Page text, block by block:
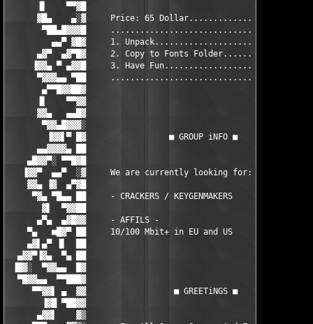
▐▌    ▀▀▓█
▓█▄    ▄░▓     Price: 65 Dollar.....................
▀██▄█▓▓▓█     .....................................
▄▄▀ ▓█▓     1. Unpack............................
▄▓▀  ▄▓▀█▓     2. Copy to Fonts Folder..............
▐▓▓▄ ▀ ▄▓▓█     3. Have Fun..........................
▀▓▓▓▄▄ ▀██     .....................................
▄▀▀█▓▓██▓
▐▌    ▀▀▓▓
▓▓▄   ▄▄█▓
▀▓▓▄█▓▓▓░
▐▓▓▌▀ █▓                 ■ GROUP iNFO ■
▄▄▓▓▓▓▄ ██
▄█▓▓▀░ ▀▀█▓█
▐▓▓▀  ▄▄▀  ░▓     We are currently looking for:
▓▓▄ ▐▓  ▄▀▓█
▀▓▄ ▀█▄▄ ██     - CRACKERS / KEYGENMAKERS
▓▌  ▀▓▓██
▄▀▄  ▄▓█▓▓     - AFFILS -
▀▄   ■█▓▀ ██     10/100 Mbit+ in EU and US
▄▓▌▄▀ ▐▌  ██
▄▓▓▀▐▓▄  ▀▄ ██
▐█▓░  ▀▓▓▄▄  █▓                                               ▓█
▀█▓▓▄▄  ▀▀███▓
▀▀▓▓▌ ▄  ▓▓                  ■ GREETiNGS ■
▐▓█ ▀██▓▓
▄▓▓▌    ▓▒